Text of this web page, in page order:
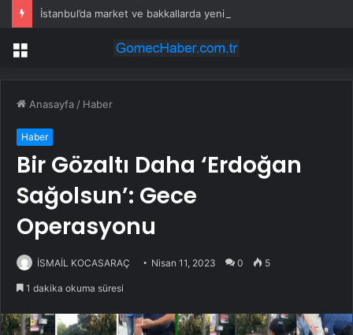
Menü
Anasayfa / Haber
Haber
Bir Gözaltı Daha ‘Erdoğan
Sağolsun’: Gece
Operasyonu
İSMAİL KOCASARAÇ Nisan 11, 2023 0 5
1 dakika okuma süresi